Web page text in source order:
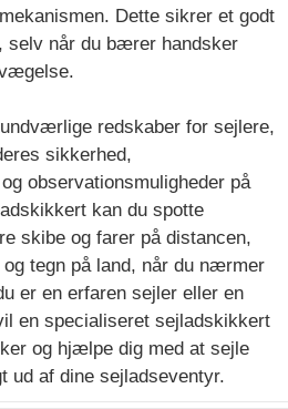
Dette sikrer et godt
selv når du bærer handsker
redskaber for sejlere,
sikkerhed,
observationsmuligheder på
kan du spotte
skibe og farer på distancen,
tegn på land, når du nærmer
er en erfaren sejler eller en
en specialiseret sejladskikkert
og hjælpe dig med at sejle
ud af dine sejladseventyr.